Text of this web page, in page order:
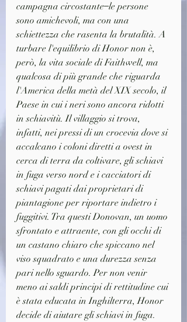
campagna circostante ̶ le persone
sono amichevoli, ma con una
schiettezza che rasenta la brutalità. A
turbare l'equilibrio di Honor non è,
però, la vita sociale di Faithwell, ma
qualcosa di più grande che riguarda
l'America della metà del XIX secolo, il
Paese in cui i neri sono ancora ridotti
in schiavitù. Il villaggio si trova,
infatti, nei pressi di un crocevia dove si
accalcano i coloni diretti a ovest in
cerca di terra da coltivare, gli schiavi
in fuga verso nord e i cacciatori di
schiavi pagati dai proprietari di
piantagione per riportare indietro i
fuggitivi. Tra questi Donovan, un uomo
sfrontato e attraente, con gli occhi di
un castano chiaro che spiccano nel
viso squadrato e una durezza senza
pari nello sguardo. Per non venir
meno ai saldi principi di rettitudine cui
è stata educata in Inghilterra, Honor
decide di aiutare gli schiavi in fuga.